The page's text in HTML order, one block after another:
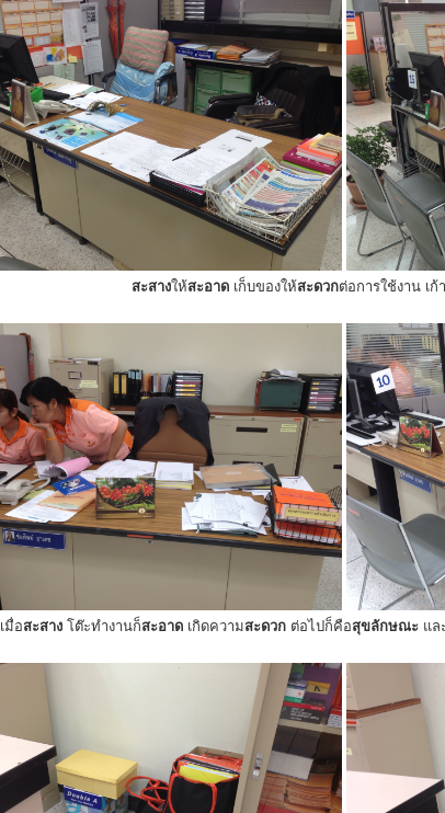
สะสางให้สะอาดเก็บของให้สะดวกต่อการใช้งาน เก้
เมื่อสะสางโต๊ะทำงานก็สะอาดเกิดความสะดวกต่อไปก็คือสุขลักษณะ แล